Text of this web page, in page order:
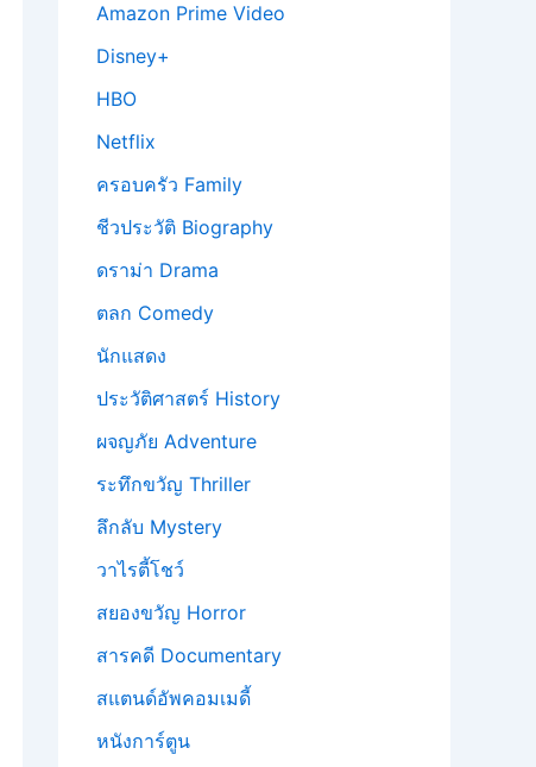
Amazon Prime Video
Disney+
HBO
Netflix
ครอบครัว Family
ชีวประวัติ Biography
ดราม่า Drama
ตลก Comedy
นักแสดง
ประวัติศาสตร์ History
ผจญภัย Adventure
ระทึกขวัญ Thriller
ลึกลับ Mystery
วาไรตี้โชว์
สยองขวัญ Horror
สารคดี Documentary
สแตนด์อัพคอมเมดี้
หนังการ์ตูน